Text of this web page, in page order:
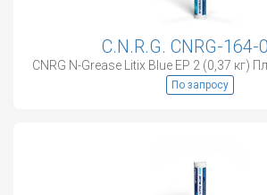
C.N.R.G. CNRG-164-
По запросу